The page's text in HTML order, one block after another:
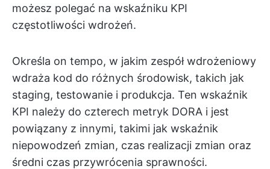
możesz polegać na wskaźniku KPI
częstotliwości wdrożeń.
Określa on tempo, w jakim zespół wdrożeniowy
wdraża kod do różnych środowisk, takich jak
staging, testowanie i produkcja. Ten wskaźnik
KPI należy do czterech metryk DORA i jest
powiązany z innymi, takimi jak wskaźnik
niepowodzeń zmian, czas realizacji zmian oraz
średni czas przywrócenia sprawności.